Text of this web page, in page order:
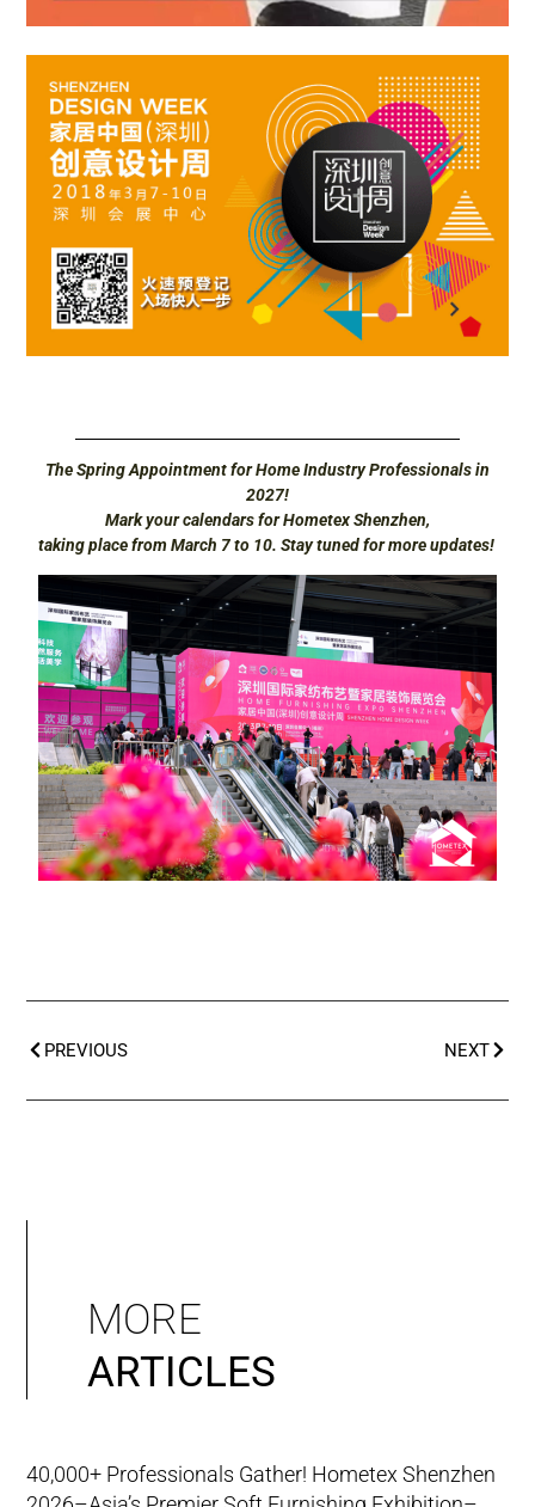
The Spring Appointment for Home Industry Professionals in
2027!
Mark your calendars for Hometex Shenzhen,
taking place from March 7 to 10. Stay tuned for more updates!
PREVIOUS NEXT
MORE
ARTICLES
40,000+ Professionals Gather! Hometex Shenzhen